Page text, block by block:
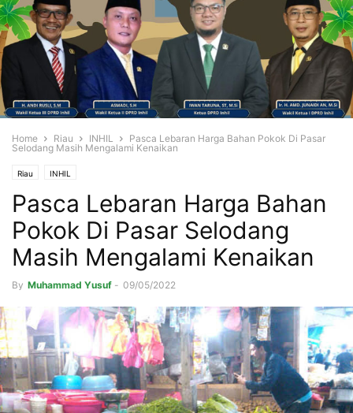
Home Riau INHIL
Pasca Lebaran Harga Bahan Pokok Di Pasar
Selodang Masih Mengalami Kenaikan
Riau INHIL
Pasca Lebaran Harga Bahan
Pokok Di Pasar Selodang
Masih Mengalami Kenaikan
By Muhammad Yusuf - 09/05/2022